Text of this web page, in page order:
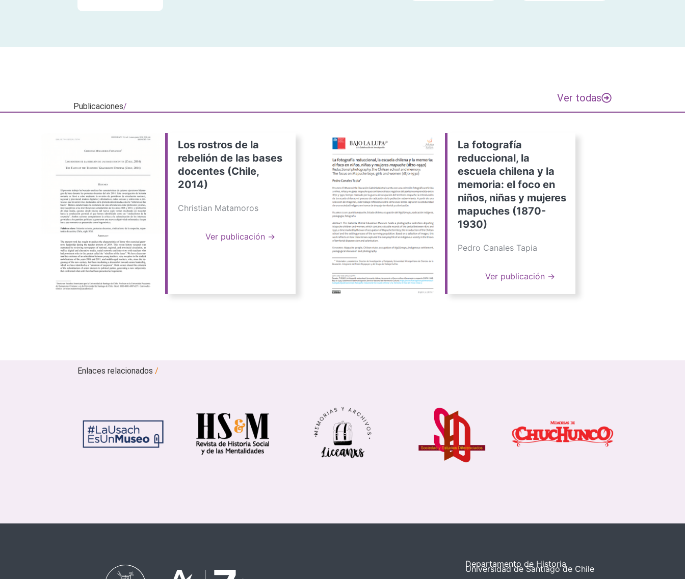
Publicaciones/
Ver todas
Los rostros de la
rebelión de las bases
docentes (Chile,
2014)
Christian Matamoros
Ver publicación →
La fotografía
reduccional, la
escuela chilena y la
memoria: el foco en
niños, niñas y mujeres
mapuches (1870-
1930)
Pedro Canales Tapia
Ver publicación →
Enlaces relacionados/
Departamento de Historia
Universidad de Santiago de Chile